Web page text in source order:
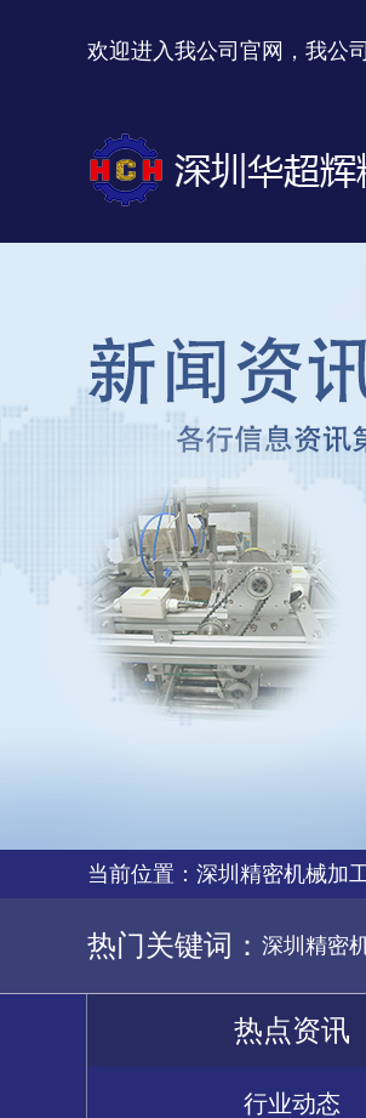
欢迎进入我公司官网，我公
当前位置： 深圳精密机械加
热门关键词： 深圳精密
热点资讯
行业动态